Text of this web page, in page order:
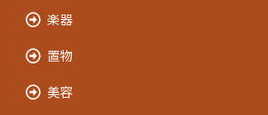
楽器
置物
美容